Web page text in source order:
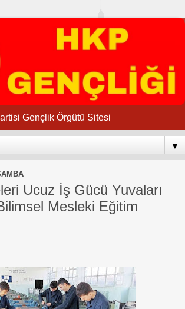
Gençlik Örgütü Sitesi
▼
Ucuz İş Gücü Yuvaları
Mesleki Eğitim